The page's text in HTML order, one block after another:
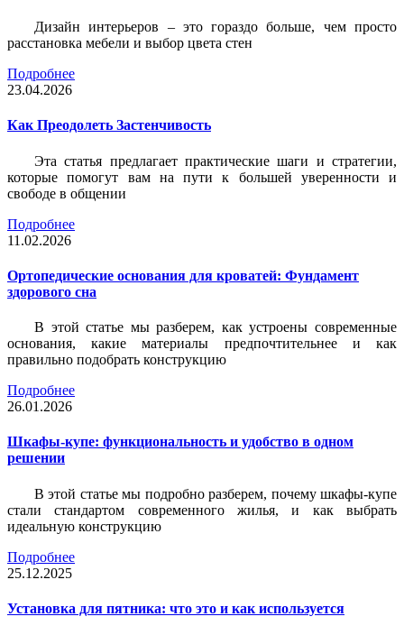
Дизайн интерьеров – это гораздо больше, чем просто
расстановка мебели и выбор цвета стен
Подробнее
23.04.2026
Как Преодолеть Застенчивость
Эта статья предлагает практические шаги и стратегии,
которые помогут вам на пути к большей уверенности и
свободе в общении
Подробнее
11.02.2026
Ортопедические основания для кроватей: Фундамент
здорового сна
В этой статье мы разберем, как устроены современные
основания, какие материалы предпочтительнее и как
правильно подобрать конструкцию
Подробнее
26.01.2026
Шкафы-купе: функциональность и удобство в одном
решении
В этой статье мы подробно разберем, почему шкафы-купе
стали стандартом современного жилья, и как выбрать
идеальную конструкцию
Подробнее
25.12.2025
Установка для пятника: что это и как используется